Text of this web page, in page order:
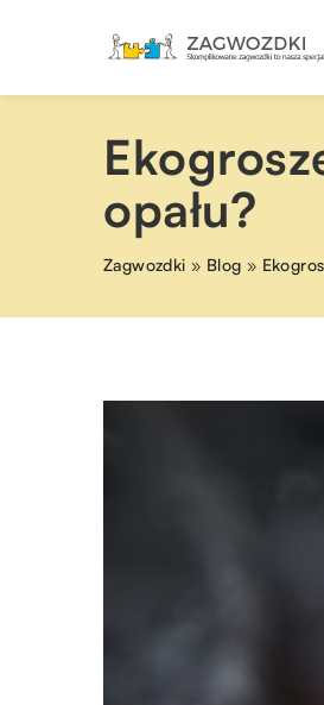
opału?
Zagwozdki » Blog »